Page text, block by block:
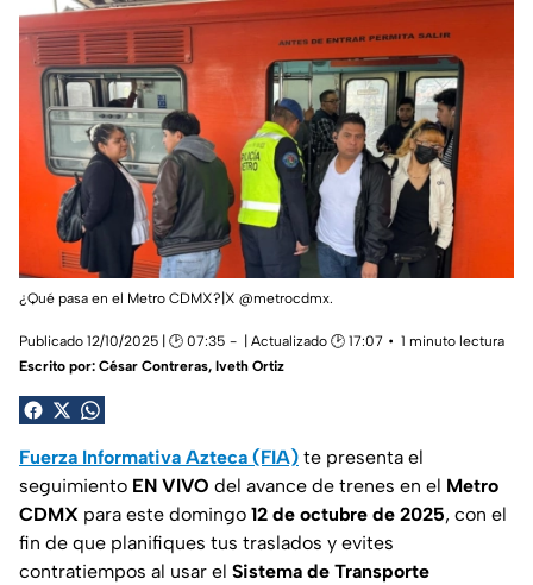
¿Qué pasa en el Metro CDMX?|X @metrocdmx.
Publicado 12/10/2025 | 🕑 07:35 | Actualizado 🕑 17:07
1 minuto lectura
Escrito por: César Contreras, Iveth Ortiz
Fuerza Informativa Azteca (FIA) te presenta el
seguimiento EN VIVO del avance de trenes en el Metro
CDMX para este domingo 12 de octubre de 2025, con el
fin de que planifiques tus traslados y evites
contratiempos al usar el Sistema de Transporte